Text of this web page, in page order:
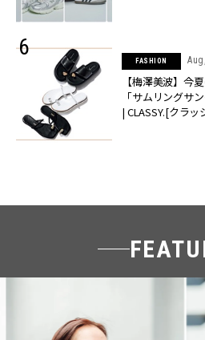
FASHION
【梅澤美波】今
「サムリングサ
| CLASSY.[クラッ